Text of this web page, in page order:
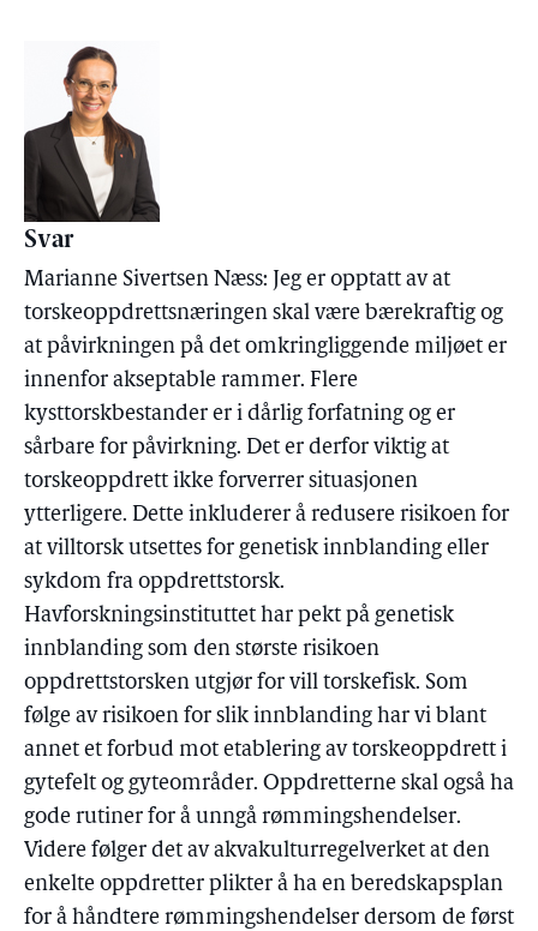
Svar
Marianne Sivertsen Næss: Jeg er opptatt av at
torskeoppdrettsnæringen skal være bærekraftig og
at påvirkningen på det omkringliggende miljøet er
innenfor akseptable rammer. Flere
kysttorskbestander er i dårlig forfatning og er
sårbare for påvirkning. Det er derfor viktig at
torskeoppdrett ikke forverrer situasjonen
ytterligere. Dette inkluderer å redusere risikoen for
at villtorsk utsettes for genetisk innblanding eller
sykdom fra oppdrettstorsk.
Havforskningsinstituttet har pekt på genetisk
innblanding som den største risikoen
oppdrettstorsken utgjør for vill torskefisk. Som
følge av risikoen for slik innblanding har vi blant
annet et forbud mot etablering av torskeoppdrett i
gytefelt og gyteområder. Oppdretterne skal også ha
gode rutiner for å unngå rømmingshendelser.
Videre følger det av akvakulturregelverket at den
enkelte oppdretter plikter å ha en beredskapsplan
for å håndtere rømmingshendelser dersom de først